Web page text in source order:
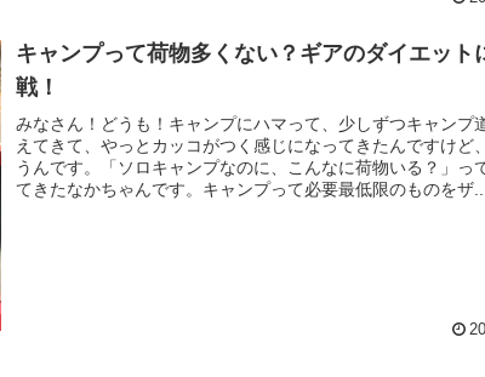
キャンプって荷物多くない？ギアのダイエット
戦！
みなさん！どうも！キャンプにハマって、少しずつキャンプ
えてきて、やっとカッコがつく感じになってきたんですけど
うんです。「ソロキャンプなのに、こんなに荷物いる？」っ
てきたなかちゃんです。キャンプって必要最低限のものをザ...